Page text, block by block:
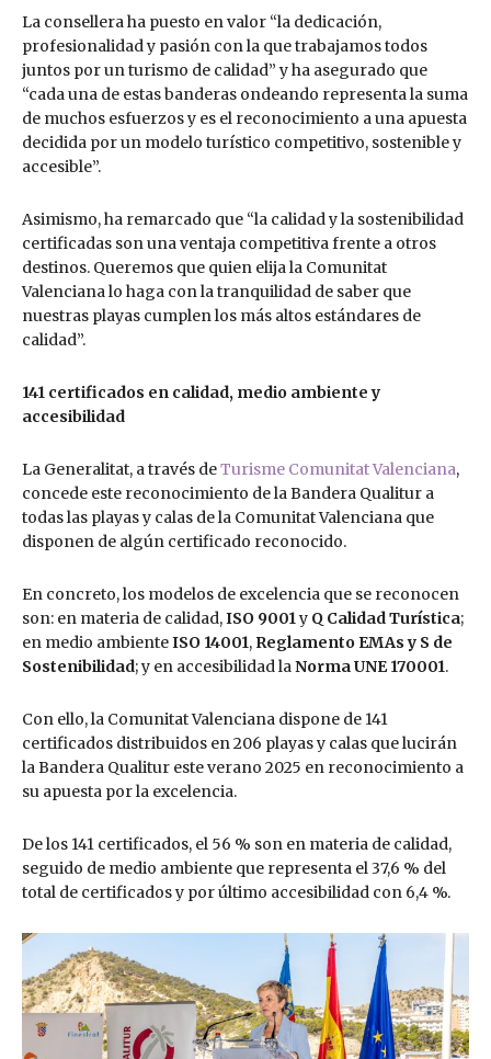
La consellera ha puesto en valor “la dedicación,
profesionalidad y pasión con la que trabajamos todos
juntos por un turismo de calidad” y ha asegurado que
“cada una de estas banderas ondeando representa la suma
de muchos esfuerzos y es el reconocimiento a una apuesta
decidida por un modelo turístico competitivo, sostenible y
accesible”.
Asimismo, ha remarcado que “la calidad y la sostenibilidad
certificadas son una ventaja competitiva frente a otros
destinos. Queremos que quien elija la Comunitat
Valenciana lo haga con la tranquilidad de saber que
nuestras playas cumplen los más altos estándares de
calidad”.
141 certificados en calidad, medio ambiente y
accesibilidad
La Generalitat, a través deTurisme Comunitat Valenciana,
concede este reconocimiento de la Bandera Qualitur a
todas las playas y calas de la Comunitat Valenciana que
disponen de algún certificado reconocido.
En concreto, los modelos de excelencia que se reconocen
son: en materia de calidad,ISO 9001y Q Calidad Turística;
en medio ambienteISO 14001, Reglamento EMAs y S de
Sostenibilidad; y en accesibilidad laNorma UNE 170001.
Con ello, la Comunitat Valenciana dispone de 141
certificados distribuidos en 206 playas y calas que lucirán
la Bandera Qualitur este verano 2025 en reconocimiento a
su apuesta por la excelencia.
De los 141 certificados, el 56 % son en materia de calidad,
seguido de medio ambiente que representa el 37,6 % del
total de certificados y por último accesibilidad con 6,4 %.